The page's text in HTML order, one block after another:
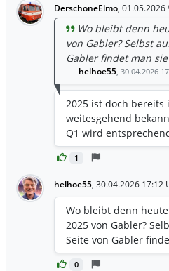
DerschöneElmo, 01.05.2026
1
Wo bleibt denn
von Gabler? Selbst
Gabler findet man
helhoe55, 30.04.2026
2025 ist doch bereits
weitesgehend
Q1 wird
helhoe55, 30.04.2026 17:12
0
Wo bleibt denn
2025 von Gabler?
Seite von Gabler